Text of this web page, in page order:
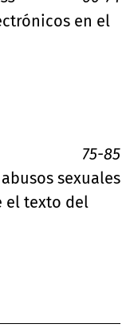
en el
75-85
sexuales
el texto del